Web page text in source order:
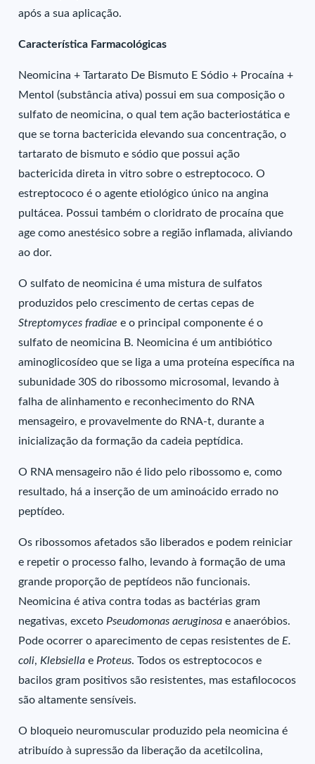
após a sua aplicação.
Característica Farmacológicas
Neomicina + Tartarato De Bismuto E Sódio + Procaína +
Mentol (substância ativa) possui em sua composição o
sulfato de neomicina, o qual tem ação bacteriostática e
que se torna bactericida elevando sua concentração, o
tartarato de bismuto e sódio que possui ação
bactericida direta in vitro sobre o estreptococo. O
estreptococo é o agente etiológico único na angina
pultácea. Possui também o cloridrato de procaína que
age como anestésico sobre a região inflamada, aliviando
ao dor.
O sulfato de neomicina é uma mistura de sulfatos
produzidos pelo crescimento de certas cepas de
Streptomyces fradiae e o principal componente é o
sulfato de neomicina B. Neomicina é um antibiótico
aminoglicosídeo que se liga a uma proteína específica na
subunidade 30S do ribossomo microsomal, levando à
falha de alinhamento e reconhecimento do RNA
mensageiro, e provavelmente do RNA-t, durante a
inicialização da formação da cadeia peptídica.
O RNA mensageiro não é lido pelo ribossomo e, como
resultado, há a inserção de um aminoácido errado no
peptídeo.
Os ribossomos afetados são liberados e podem reiniciar
e repetir o processo falho, levando à formação de uma
grande proporção de peptídeos não funcionais.
Neomicina é ativa contra todas as bactérias gram
negativas, exceto Pseudomonas aeruginosa e anaeróbios.
Pode ocorrer o aparecimento de cepas resistentes de E.
coli, Klebsiella e Proteus. Todos os estreptococos e
bacilos gram positivos são resistentes, mas estafilococos
são altamente sensíveis.
O bloqueio neuromuscular produzido pela neomicina é
atribuído à supressão da liberação da acetilcolina,